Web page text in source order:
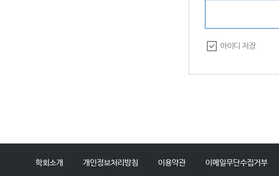
아이디 저장
학회소개 개인정보처리방침 이용약관 이메일무단수집거부